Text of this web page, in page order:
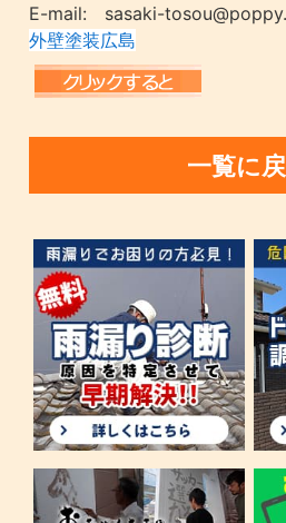
E-mail: sasaki-
外壁塗装広島
一覧に